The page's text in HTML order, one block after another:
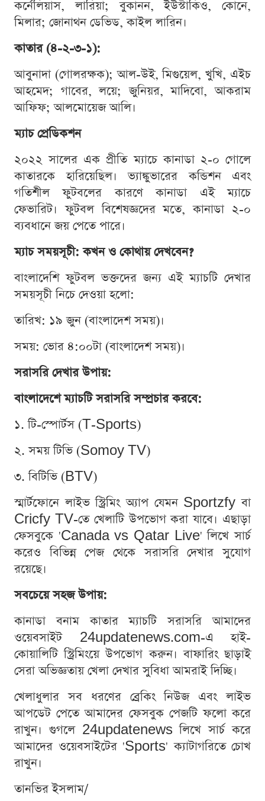
কর্নেলিয়াস, লারিয়া; বুকানন, ইউস্টাকিও, কোনে,
মিলার; জোনাথন ডেভিড, কাইল লারিন।
কাতার (৪-২-৩-১):
আবুনাদা (গোলরক্ষক); আল-উই, মিগুয়েল, খুখি, এইচ
আহমেদ; গাবের, লয়ে; জুনিয়র, মাদিবো, আকরাম
আফিফ; আলমোয়েজ আলি।
ম্যাচ প্রেডিকশন
২০২২ সালের এক প্রীতি ম্যাচে কানাডা ২-০ গোলে
কাতারকে হারিয়েছিল। ভ্যাঙ্কুভারের কন্ডিশন এবং
গতিশীল ফুটবলের কারণে কানাডা এই ম্যাচে
ফেভারিট। ফুটবল বিশেষজ্ঞদের মতে, কানাডা ২-০
ব্যবধানে জয় পেতে পারে।
ম্যাচ সময়সূচী: কখন ও কোথায় দেখবেন?
বাংলাদেশি ফুটবল ভক্তদের জন্য এই ম্যাচটি দেখার
সময়সূচী নিচে দেওয়া হলো:
তারিখ: ১৯ জুন (বাংলাদেশ সময়)।
সময়: ভোর ৪:০০টা (বাংলাদেশ সময়)।
সরাসরি দেখার উপায়:
বাংলাদেশে ম্যাচটি সরাসরি সম্প্রচার করবে:
১. টি-স্পোর্টস (T-Sports)
২. সময় টিভি (Somoy TV)
৩. বিটিভি (BTV)
স্মার্টফোনে লাইভ স্ট্রিমিং অ্যাপ যেমন Sportzfy বা
Cricfy TV-তে খেলাটি উপভোগ করা যাবে। এছাড়া
ফেসবুকে 'Canada vs Qatar Live' লিখে সার্চ
করেও বিভিন্ন পেজ থেকে সরাসরি দেখার সুযোগ
রয়েছে।
সবচেয়ে সহজ উপায়:
কানাডা বনাম কাতার ম্যাচটি সরাসরি আমাদের
ওয়েবসাইট 24updatenews.com-এ হাই-
কোয়ালিটি স্ট্রিমিংয়ে উপভোগ করুন। বাফারিং ছাড়াই
সেরা অভিজ্ঞতায় খেলা দেখার সুবিধা আমরাই দিচ্ছি।
খেলাধুলার সব ধরণের ব্রেকিং নিউজ এবং লাইভ
আপডেট পেতে আমাদের ফেসবুক পেজটি ফলো করে
রাখুন। গুগলে 24updatenews লিখে সার্চ করে
আমাদের ওয়েবসাইটের 'Sports' ক্যাটাগরিতে চোখ
রাখুন।
তানভির ইসলাম/